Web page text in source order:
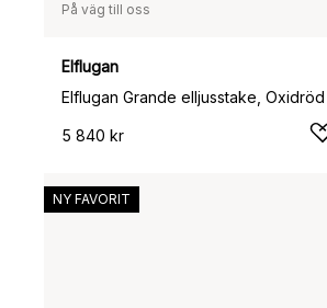
På väg till oss
Elflugan
Elflugan Grande elljusstake, Oxidröd
5 840 kr
NY FAVORIT